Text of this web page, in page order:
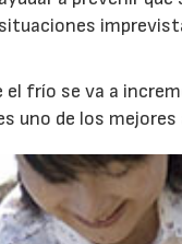
el frío se va a
uno de los